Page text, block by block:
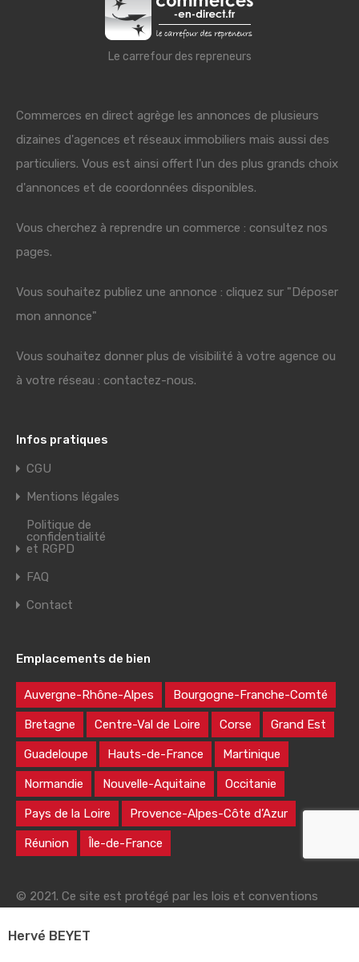
Le carrefour des repreneurs
Commerces en direct agrège les annonces de plusieurs
dizaines d'agences et réseaux immobiliers mais aussi des
particuliers. Vous est ainsi offert l'un des plus grands choix
d'annonces et de coordonnées disponibles.
Vous cherchez à reprendre un commerce : consultez nos
pages.
Vous souhaitez publiez une annonce : cliquez sur "Déposer
mon annonce"
Vous souhaitez donner plus de visibilité à votre agence ou
à votre réseau : contactez-nous.
Infos pratiques
CGU
Mentions légales
Politique de
confidentialité
et RGPD
FAQ
Contact
Emplacements de bien
Auvergne-Rhône-Alpes Bourgogne-Franche-Comté
Bretagne Centre-Val de Loire Corse Grand Est
Guadeloupe Hauts-de-France Martinique
Normandie Nouvelle-Aquitaine Occitanie
Pays de la Loire Provence-Alpes-Côte d’Azur
Réunion Île-de-France
© 2021. Ce site est protégé par les lois et conventions
Hervé BEYET